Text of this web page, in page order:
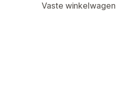
Vaste winkelwagen